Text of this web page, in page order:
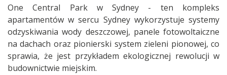
One Central Park w Sydney - ten kompleks
apartamentów w sercu Sydney wykorzystuje systemy
odzyskiwania wody deszczowej, panele fotowoltaiczne
na dachach oraz pionierski system zieleni pionowej, co
sprawia, że jest przykładem ekologicznej rewolucji w
budownictwie miejskim.